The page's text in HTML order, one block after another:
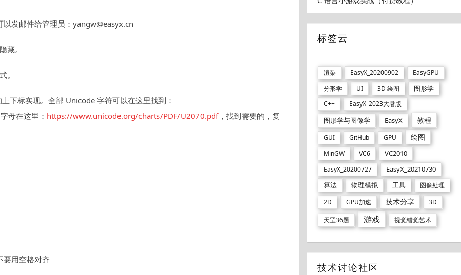
发邮件给管理员：yangw@easyx.cn
藏。
。
下标实现。全部 Unicode 字符可以在这里找到：
母在这里： https://www.unicode.org/charts/PDF/U2070.pdf，找到需要的，复
用空格对齐
标签云
渲染 EasyX_20200902
EasyGPU
分形学
UI 3D 绘图 图形学
C++ EasyX_2023大暑版
图形学与图像学 EasyX 教程
GUI GitHub GPU 绘图
MinGW VC6 VC2010
EasyX_20200727
EasyX_20210730
算法
物理模拟 工具
图像处理
2D
GPU加速 技术分享 3D
天罡36题 游戏 视觉错觉艺术
技术讨论社区